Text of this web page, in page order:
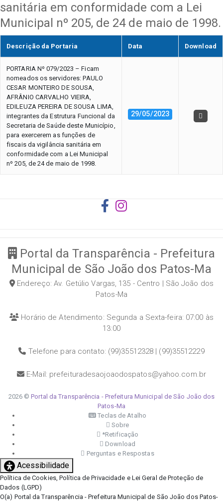
sanitária em conformidade com a Lei
Municipal nº 205, de 24 de maio de 1998.
Descrição da Portaria Data Download
PORTARIA Nº 079/2023 – Ficam
nomeados os servidores: PAULO
CESAR MONTEIRO DE SOUSA,
AFRÂNIO CARVALHO VIEIRA,
EDILEUZA PEREIRA DE SOUSA LIMA,
integrantes da Estrutura Funcional da
Secretaria de Saúde deste Município,
para exercerem as funções de
fiscais da vigilância sanitária em
conformidade com a Lei Municipal
nº 205, de 24 de maio de 1998.
29/05/2023
Portal da Transparência - Prefeitura
Municipal de São João dos Patos-Ma
Endereço: Av. Getúlio Vargas, 135 - Centro | São João dos
Patos-Ma
Horário de Atendimento: Segunda a Sexta-feira: 07:00 às
13:00
Telefone para contato: (99)35512328 | (99)35512229
E-Mail: prefeituradesaojoaodospatos@yahoo.com.br
2026 ©Portal da Transparência - Prefeitura Municipal de São João dos
Patos-Ma
Teclas de Atalho
Sobre
*Retificação
Download
Perguntas e Respostas
Acessibilidade
Política de Cookies, Política de Privacidade e Lei Geral de Proteção de
Dados (LGPD)
O(a) Portal da Transparência - Prefeitura Municipal de São João dos Patos-